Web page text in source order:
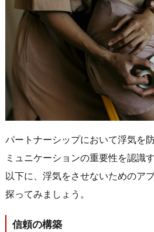
パートナーシップにおいて浮気を
ミュニケーションの重要性を認識
以下に、浮気をさせないためのア
探ってみましょう。
信頼の構築